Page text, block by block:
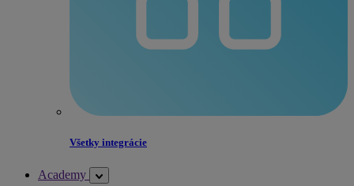
Všetky integrácie
Academy